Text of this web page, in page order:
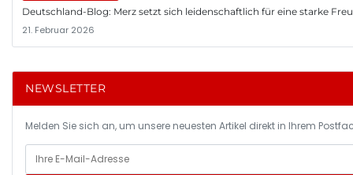
Deutschland-Blog: Merz setzt sich leidenschaftlich für eine starke
21. Februar 2026
NEWSLETTER
Melden Sie sich an, um unsere neuesten Artikel direkt in Ihrem